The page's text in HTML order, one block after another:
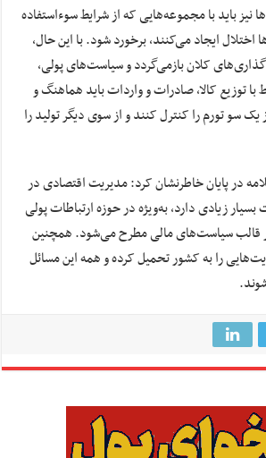
باید با مجموعه‌هایی که از شرایط سوءاستفاده
اختلال ایجاد می‌کنند، برخورد شود. با این حال،
کلان بازمی‌گردد و سیاست‌های پولی،
توزیع کالا، صادرات و واردات باید هماهنگ و
یک سو تورم را کنترل کنند و از سوی دیگر تولید را
در پایان خاطرنشان کرد: مدیریت اقتصادی در
زیادی دارد، به‌ویژه در حوزه ارتباطات پولی
قالب سیاست‌های مالی مطرح می‌شود. همچنین
را به کشور تحمیل کرده و همه این مسائل